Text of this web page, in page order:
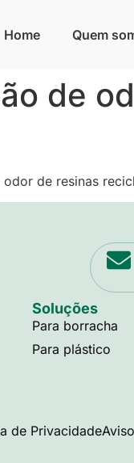
Home Quem
de
de resinas
Soluções
Para borracha
Para plástico
de Privacidade